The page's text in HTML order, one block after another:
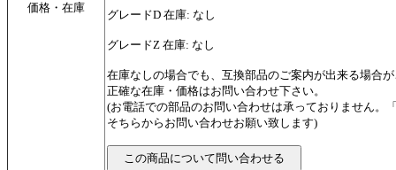
価格・在庫
グレードD 在庫: なし
グレードZ 在庫: なし
在庫なしの場合でも、互換部品のご案内が出来る場合
正確な在庫・価格はお問い合わせ下さい。
(お電話での部品のお問い合わせは承っておりません。
そちらからお問い合わせお願い致します)